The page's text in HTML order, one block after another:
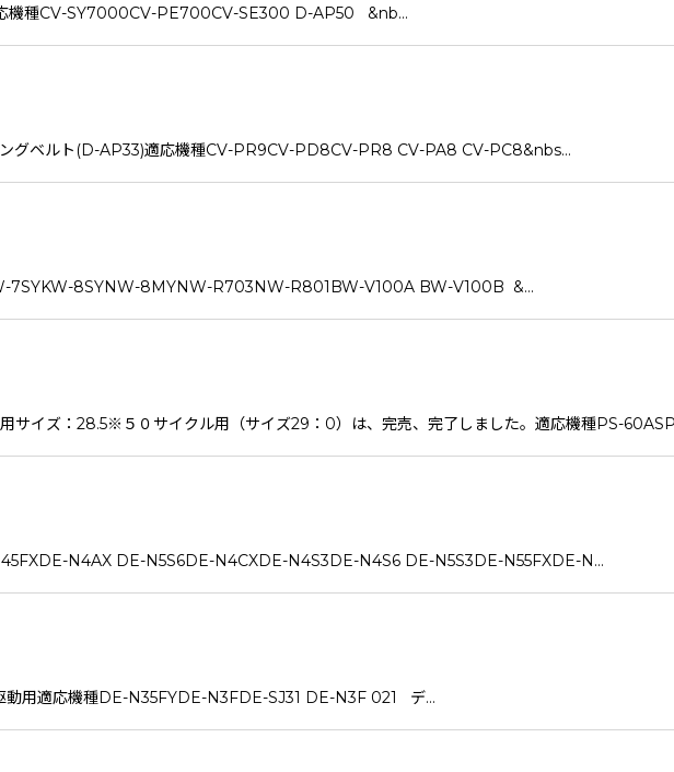
機種CV-SY7000CV-PE700CV-SE300 D-AP50 &nb…
ベルト(D-AP33)適応機種CV-PR9CV-PD8CV-PR8 CV-PA8 CV-PC8&nbs…
7SYKW-8SYNW-8MYNW-R703NW-R801BW-V100A BW-V100B &…
サイズ：28.5※５０サイクル用（サイズ29：0）は、完売、完了しました。適応機種PS-
N4AX DE-N5S6DE-N4CXDE-N4S3DE-N4S6 DE-N5S3DE-N55FXDE-N…
用適応機種DE-N35FYDE-N3FDE-SJ31 DE-N3F 021 デ…